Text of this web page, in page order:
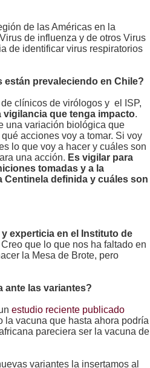
de las Américas en la
de influenza y de otros Virus
de identificar virus respiratorios
prevaleciendo en Chile?
clínicos de virólogos y el ISP,
vigilancia que tenga impacto.
una variación biológica que
acciones voy a tomar. Si voy
lo que voy a hacer y cuáles son
una acción. Es vigilar para
tomadas y a la
Centinela definida y cuáles son
experticia en el Instituto de
que lo que nos ha faltado en
la Mesa de Brote, pero
ante las variantes?
estudio reciente publicado
la vacuna que hasta ahora podría
pareciera ser la vacuna de
variantes la insertamos al